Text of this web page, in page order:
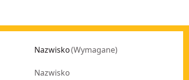
Nazwisko(Wymagane)